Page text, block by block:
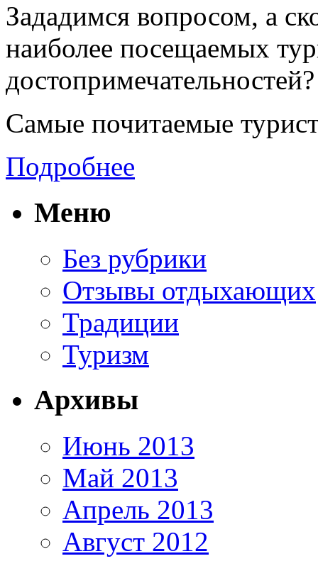
Зададимся вопросом, а
наиболее посещаемых
Самые почитаемые
Подробнее
Меню
Без рубрики
Отзывы отдыхающих
Традиции
Туризм
Архивы
Июнь 2013
Май 2013
Апрель 2013
Август 2012